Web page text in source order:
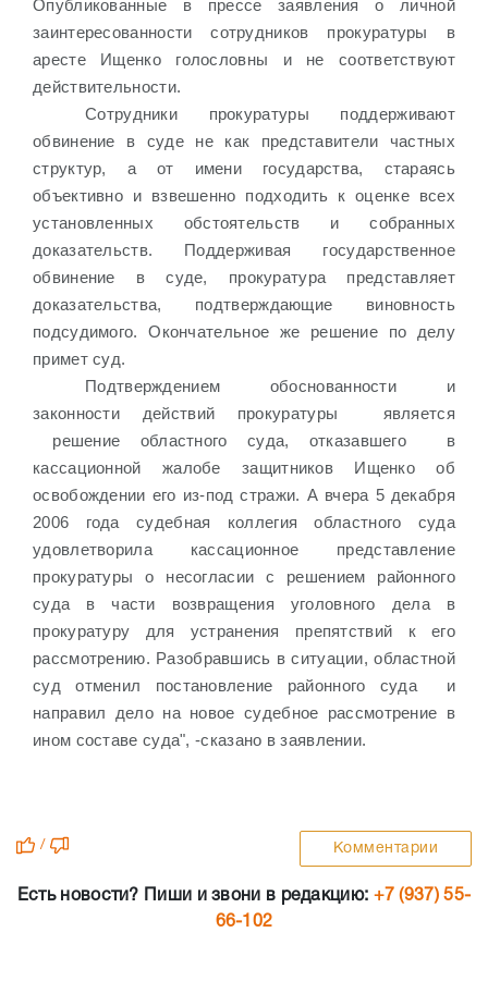
Опубликованные в прессе заявления о личной
заинтересованности сотрудников прокуратуры в
аресте Ищенко голословны и не соответствуют
действительности.
Сотрудники прокуратуры поддерживают
обвинение в суде не как представители частных
структур, а от имени государства, стараясь
объективно и взвешенно подходить к оценке всех
установленных обстоятельств и собранных
доказательств. Поддерживая государственное
обвинение в суде, прокуратура представляет
доказательства, подтверждающие виновность
подсудимого. Окончательное же решение по делу
примет суд.
Подтверждением обоснованности и
законности действий прокуратуры
является
решение областного суда, отказавшего
в
кассационной жалобе защитников Ищенко об
освобождении его из-под стражи. А вчера 5 декабря
2006 года судебная коллегия областного суда
удовлетворила кассационное представление
прокуратуры о несогласии с решением районного
суда в части возвращения уголовного дела в
прокуратуру для устранения препятствий к его
рассмотрению. Разобравшись в ситуации, областной
суд отменил постановление районного суда
и
направил дело на новое судебное рассмотрение в
ином составе суда", -сказано в заявлении.
/ Комментарии
Есть новости? Пиши и звони в редакцию: +7 (937) 55-
66-102